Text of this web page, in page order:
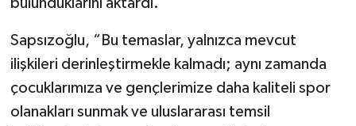
Sapsızoğlu, “Bu temaslar, yalnızca mevcut
ilişkileri derinleştirmekle kalmadı; aynı zamanda
çocuklarımıza ve gençlerimize daha kaliteli spor
olanakları sunmak ve uluslararası temsil